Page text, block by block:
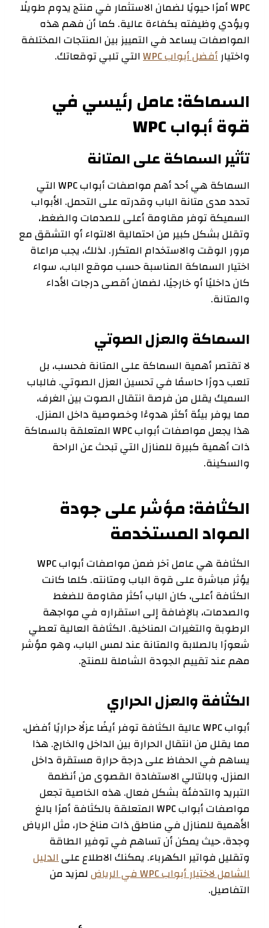
WPC أمرًا حيويًا لضمان الاستثمار في منتج يدوم طويلًا
ويؤدي وظيفته بكفاءة عالية. كما أن فهم هذه
المواصفات يساعد في التمييز بين المنتجات المختلفة
واختيارأفضل أبواب WPC التي تلبي توقعاتك.
السماكة: عامل رئيسي في
قوة أبواب WPC
تأثير السماكة على المتانة
السماكة هي أحد أهم مواصفات أبواب WPC التي
تحدد مدى متانة الباب وقدرته على التحمل. الأبواب
السميكة توفر مقاومة أعلى للصدمات والضغط،
وتقلل بشكل كبير من احتمالية الالتواء أو التشقق مع
مرور الوقت والاستخدام المتكرر. لذلك، يجب مراعاة
اختيار السماكة المناسبة حسب موقع الباب، سواء
كان داخليًا أو خارجيًا، لضمان أقصى درجات الأداء
والمتانة.
السماكة والعزل الصوتي
لا تقتصر أهمية السماكة على المتانة فحسب، بل
تلعب دورًا حاسمًا في تحسين العزل الصوتي. فالباب
السميك يقلل من فرصة انتقال الصوت بين الغرف،
مما يوفر بيئة أكثر هدوءًا وخصوصية داخل المنزل.
هذا يجعل مواصفات أبواب WPC المتعلقة بالسماكة
ذات أهمية كبيرة للمنازل التي تبحث عن الراحة
والسكينة.
الكثافة: مؤشر على جودة
المواد المستخدمة
الكثافة هي عامل آخر ضمن مواصفات أبواب WPC
يؤثر مباشرة على قوة الباب ومتانته. كلما كانت
الكثافة أعلى، كان الباب أكثر مقاومة للضغط
والصدمات، بالإضافة إلى استقراره في مواجهة
الرطوبة والتغيرات المناخية. الكثافة العالية تعطي
شعورًا بالصلابة والمتانة عند لمس الباب، وهو مؤشر
مهم عند تقييم الجودة الشاملة للمنتج.
الكثافة والعزل الحراري
أبواب WPC عالية الكثافة توفر أيضًا عزلًا حراريًا أفضل،
مما يقلل من انتقال الحرارة بين الداخل والخارج. هذا
يساهم في الحفاظ على درجة حرارة مستقرة داخل
المنزل، وبالتالي الاستفادة القصوى من أنظمة
التبريد والتدفئة بشكل فعال. هذه الخاصية تجعل
مواصفات أبواب WPC المتعلقة بالكثافة أمرًا بالغ
الأهمية للمنازل في مناطق ذات مناخ حار، مثل الرياض
وجدة، حيث يمكن أن تساهم في توفير الطاقة
وتقليل فواتير الكهرباء. يمكنك الاطلاع علىالدليل
الشامل لاختيار أبواب WPC في الرياض
لمزيد من
التفاصيل.